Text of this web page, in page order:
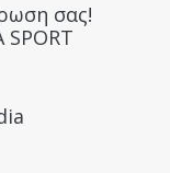
σας!